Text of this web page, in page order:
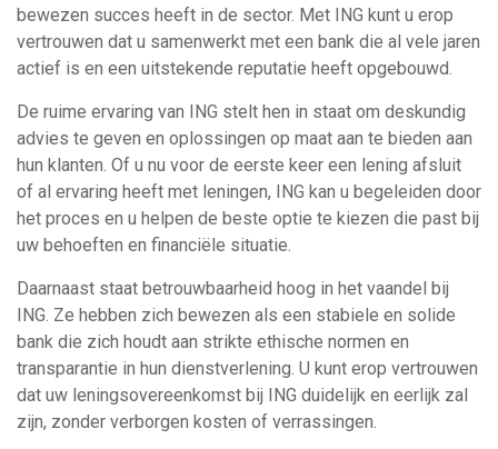
bewezen succes heeft in de sector. Met ING kunt u erop
vertrouwen dat u samenwerkt met een bank die al vele jaren
actief is en een uitstekende reputatie heeft opgebouwd.
De ruime ervaring van ING stelt hen in staat om deskundig
advies te geven en oplossingen op maat aan te bieden aan
hun klanten. Of u nu voor de eerste keer een lening afsluit
of al ervaring heeft met leningen, ING kan u begeleiden door
het proces en u helpen de beste optie te kiezen die past bij
uw behoeften en financiële situatie.
Daarnaast staat betrouwbaarheid hoog in het vaandel bij
ING. Ze hebben zich bewezen als een stabiele en solide
bank die zich houdt aan strikte ethische normen en
transparantie in hun dienstverlening. U kunt erop vertrouwen
dat uw leningsovereenkomst bij ING duidelijk en eerlijk zal
zijn, zonder verborgen kosten of verrassingen.